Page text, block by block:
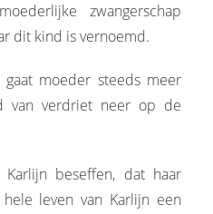
zwangerschap
dit kind is vernoemd.
moeder steeds meer
van verdriet neer op de
beseffen, dat haar
leven van Karlijn een